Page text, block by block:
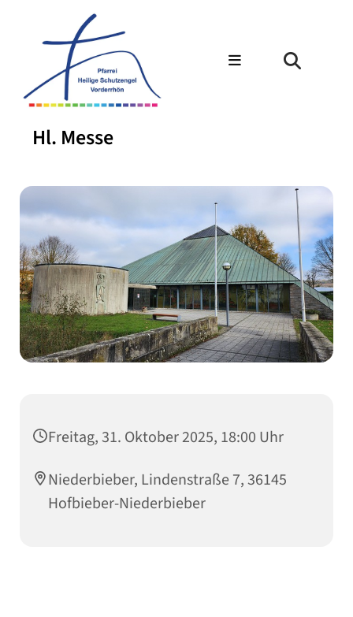
Hl. Messe
Freitag, 31. Oktober 2025, 18:00 Uhr
Niederbieber, Lindenstraße 7, 36145
Hofbieber-Niederbieber